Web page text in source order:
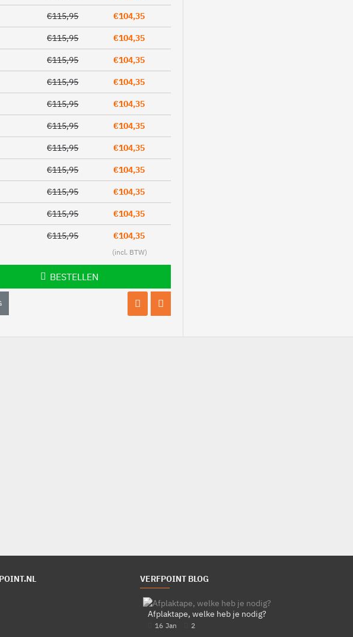
€115,95 €104,35
€115,95 €104,35
€115,95 €104,35
€115,95 €104,35
€115,95 €104,35
€115,95 €104,35
€115,95 €104,35
€115,95 €104,35
€115,95 €104,35
€115,95 €104,35
€115,95 €104,35
BESTELLEN
VERFPOINT BLOG
Afplaktape, welke heb je nodig?
16 Jan 2